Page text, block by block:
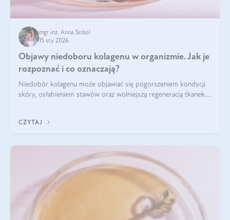
mgr inż. Anna Sobol
15 sty 2026
Objawy niedoboru kolagenu w organizmie. Jak je
rozpoznać i co oznaczają?
Niedobór kolagenu może objawiać się pogorszeniem kondycji
skóry, osłabieniem stawów oraz wolniejszą regeneracją tkanek.
osłabienie włosów.
CZYTAJ